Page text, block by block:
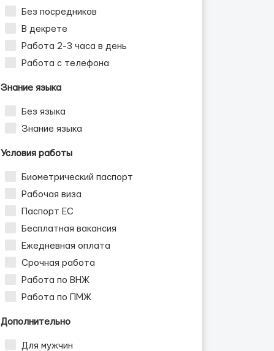
Без посредников
В декрете
Работа 2-3 часа в день
Работа с телефона
Знание языка
Без языка
Знание языка
Условия работы
Биометрический паспорт
Рабочая виза
Паспорт ЕС
Бесплатная вакансия
Ежедневная оплата
Срочная работа
Работа по ВНЖ
Работа по ПМЖ
Дополнительно
Для мужчин